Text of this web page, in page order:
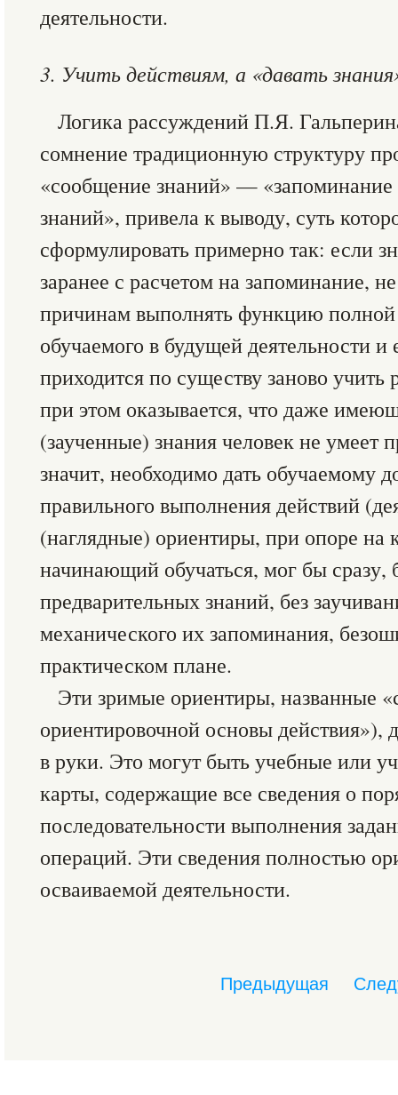
деятельности.
3. Учить действиям, а «давать
Логика рассуждений П.Я.
сомнение традиционную структуру
«сообщение знаний» —
знаний», привела к выводу, суть
сформулировать примерно так: если
заранее с расчетом на запоминание,
причинам выполнять функцию
обучаемого в будущей деятельности и
приходится по существу заново учить
при этом оказывается, что даже
(заученные) знания человек не умеет
значит, необходимо дать обучаемому
правильного выполнения действий
(наглядные) ориентиры, при опоре на
начинающий обучаться, мог бы сразу,
предварительных знаний, без
механического их запоминания,
практическом плане.
Эти зримые ориентиры, названные
ориентировочной основы действия»),
в руки. Это могут быть учебные или
карты, содержащие все сведения о
последовательности выполнения
операций. Эти сведения полностью
осваиваемой деятельности.
Предыдущая